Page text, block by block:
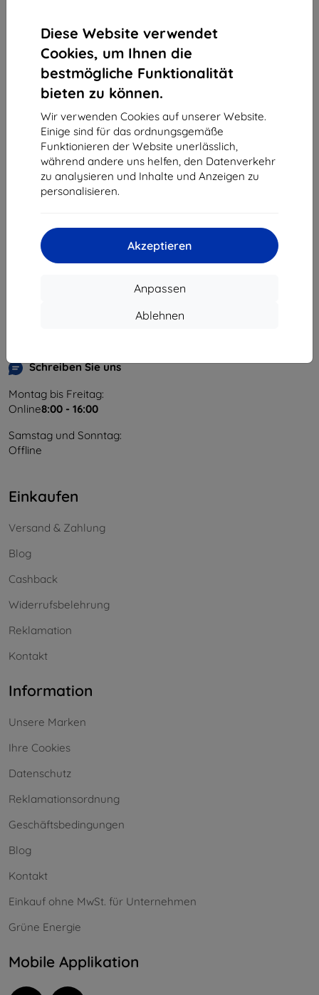
Diese Website verwendet
Cookies, um Ihnen die
bestmögliche Funktionalität
bieten zu können.
Wir verwenden Cookies auf unserer Website.
Einige sind für das ordnungsgemäße
Funktionieren der Website unerlässlich,
während andere uns helfen, den Datenverkehr
zu analysieren und Inhalte und Anzeigen zu
personalisieren.
Akzeptieren
Anpassen
Ablehnen
vom ganzen
Shield-Sk s.r.o.
Unternehmens-ID:
46701494
USt-IdNr.:SK2023549671
Schreiben Sie uns
Montag bis Freitag:
Online8:00 - 16:00
Samstag und Sonntag:
Offline
Einkaufen
Versand & Zahlung
Blog
Cashback
Widerrufsbelehrung
Reklamation
Kontakt
Information
Unsere Marken
Ihre Cookies
Datenschutz
Reklamationsordnung
Geschäftsbedingungen
Blog
Kontakt
Einkauf ohne MwSt. für Unternehmen
Grüne Energie
Mobile Applikation